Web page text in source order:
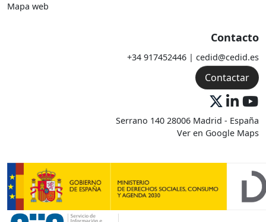
Mapa web
Contacto
+34 917452446 | cedid@cedid.es
Contactar
Serrano 140 28006 Madrid - España
Ver en Google Maps